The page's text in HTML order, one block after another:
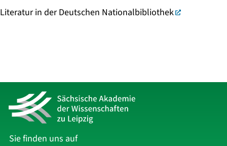
Literatur in der Deutschen Nationalbibliothek
Sie finden uns auf